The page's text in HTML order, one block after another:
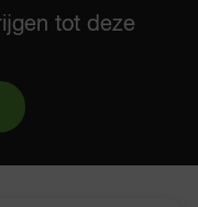
tot deze